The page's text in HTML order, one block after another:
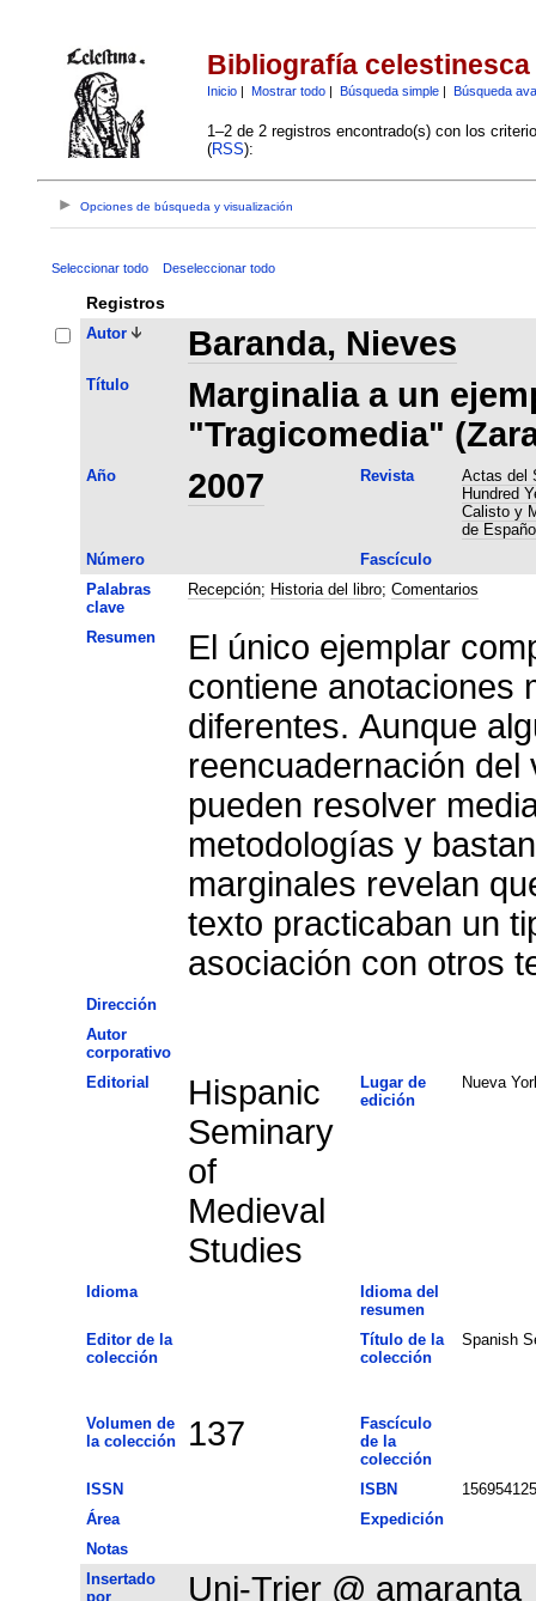
Bibliografía celestinesca
Inicio| Mostrar todo| Búsqueda simple| Búsqueda
1–2 de 2 registros encontrado(s) con los
(RSS):
Opciones de búsqueda y visualización
Seleccionar todo Deseleccionar todo
Registros
Autor Baranda, Nieves
Título
Marginalia a un
"Tragicomedia"
Año 2007 Revista
Actas del
Hundred
Calisto y
de
Número
Fascículo
Palabras
clave
Recepción; Historia del libro; Comentarios
Resumen
El único ejemplar
contiene anotaciones
diferentes. Aunque
reencuadernación
pueden resolver
metodologías y
marginales revelan
texto practicaban un
asociación con otros
Dirección
Autor
corporativo
Editorial
Hispanic
Seminary
of
Medieval
Studies
Lugar de
edición
Nueva
Idioma
Idioma del
resumen
Editor de la
colección
Título de la
colección
Spanish
Volumen de
la colección
137
Fascículo
de la
colección
ISSN
ISBN
Área
Expedición
Notas
Insertado
por
Uni-Trier @